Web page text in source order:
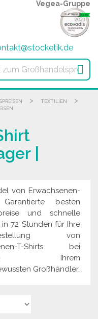
Vegea-Gruppe

> TEXTILIEN >
|
von Erwachsenen-
Garantierte besten
und schnelle
72 Stunden für Ihre
Bestellung von
T-Shirts bei
Ihrem
Großhändler.